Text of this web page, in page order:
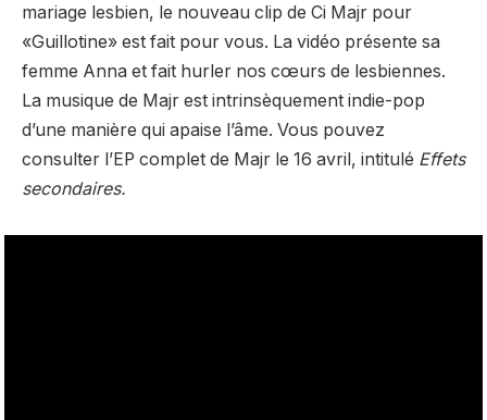
mariage lesbien, le nouveau clip de Ci Majr pour
«Guillotine» est fait pour vous. La vidéo présente sa
femme Anna et fait hurler nos cœurs de lesbiennes.
La musique de Majr est intrinsèquement indie-pop
d’une manière qui apaise l’âme. Vous pouvez
consulter l’EP complet de Majr le 16 avril, intitulé Effets
secondaires.